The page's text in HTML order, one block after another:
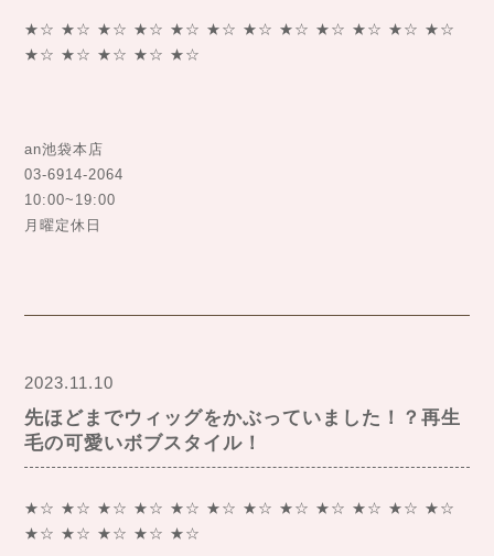
★☆ ★☆ ★☆ ★☆ ★☆ ★☆ ★☆ ★☆ ★☆ ★☆ ★☆ ★☆
★☆ ★☆ ★☆ ★☆ ★☆
an池袋本店
03-6914-2064
10:00~19:00
月曜定休日
2023.11.10
先ほどまでウィッグをかぶっていました！？再生
毛の可愛いボブスタイル！
★☆ ★☆ ★☆ ★☆ ★☆ ★☆ ★☆ ★☆ ★☆ ★☆ ★☆ ★☆
★☆ ★☆ ★☆ ★☆ ★☆